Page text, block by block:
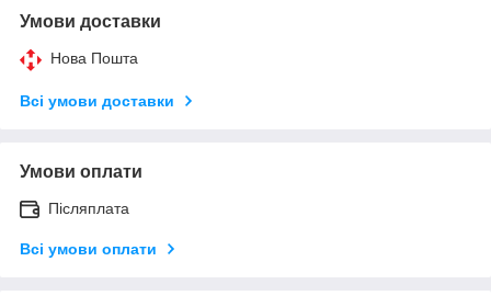
Умови доставки
Нова Пошта
Всі умови доставки
Умови оплати
Післяплата
Всі умови оплати